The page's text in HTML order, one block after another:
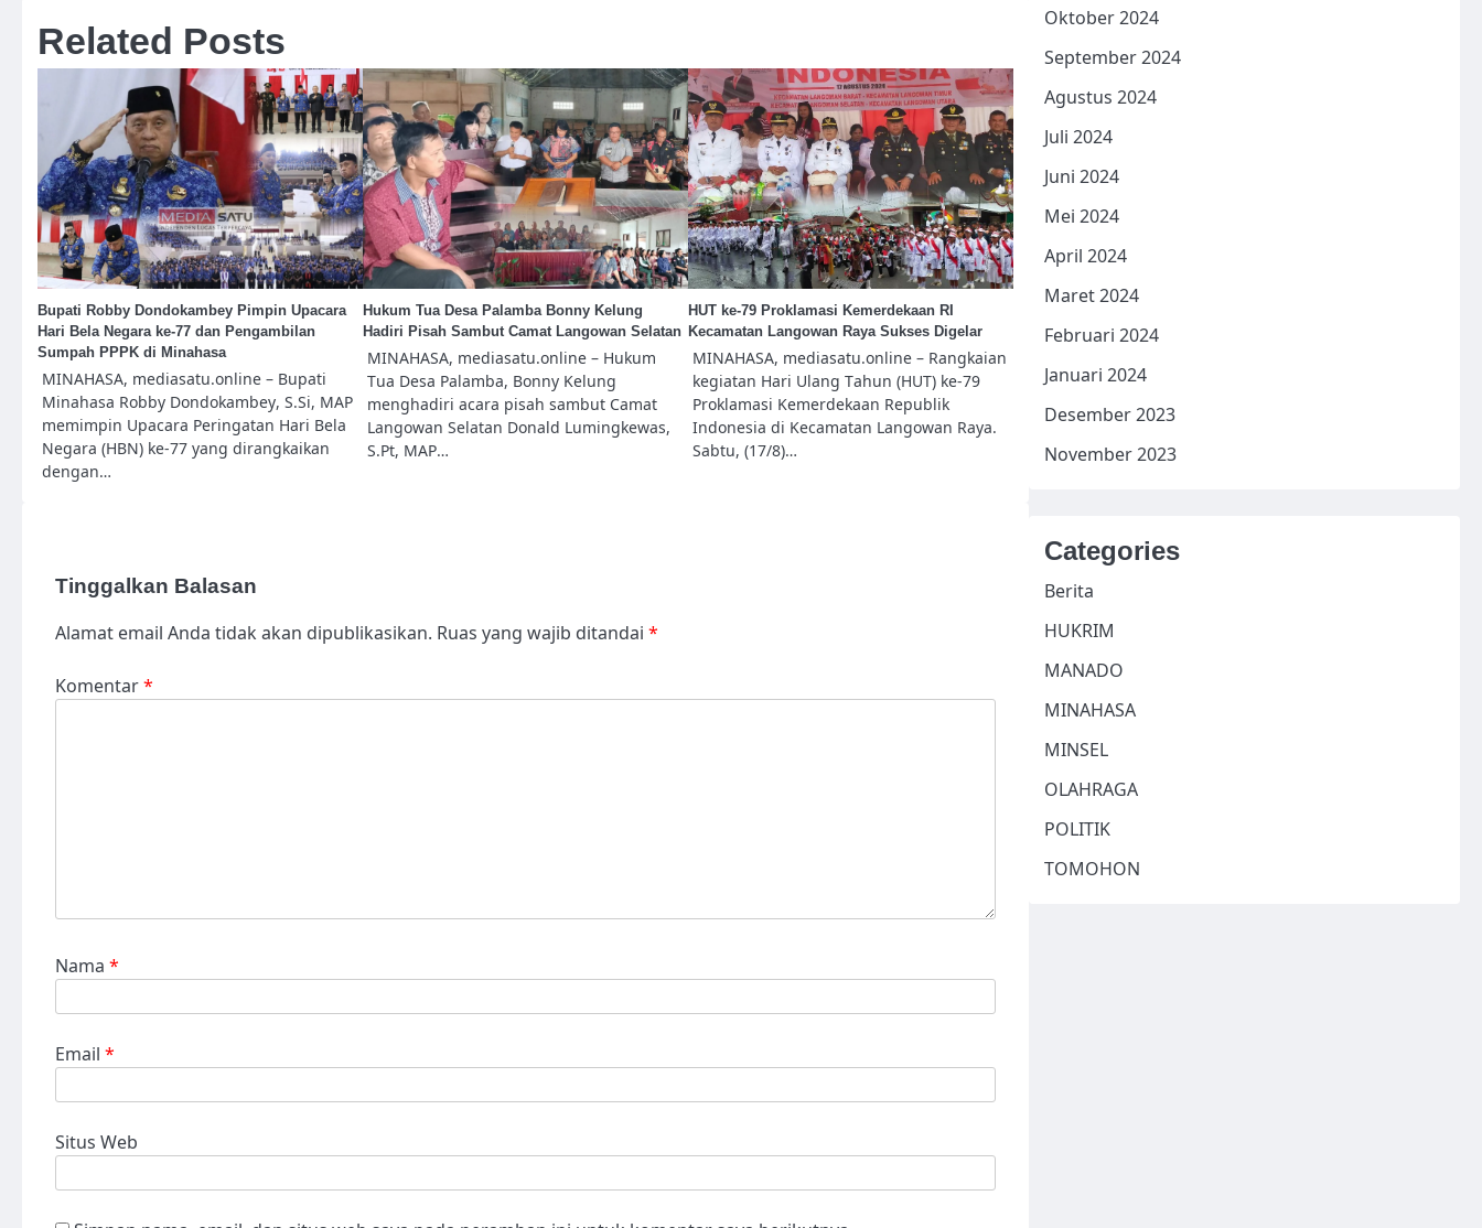
Related Posts
Bupati Robby Dondokambey Pimpin Upacara
Hari Bela Negara ke-77 dan Pengambilan
Sumpah PPPK di Minahasa
MINAHASA, mediasatu.online – Bupati
Minahasa Robby Dondokambey, S.Si, MAP
memimpin Upacara Peringatan Hari Bela
Negara (HBN) ke-77 yang dirangkaikan
dengan…
Hukum Tua Desa Palamba Bonny Kelung
Hadiri Pisah Sambut Camat Langowan Selatan
MINAHASA, mediasatu.online – Hukum
Tua Desa Palamba, Bonny Kelung
menghadiri acara pisah sambut Camat
Langowan Selatan Donald Lumingkewas,
S.Pt, MAP…
HUT ke-79 Proklamasi Kemerdekaan RI
Kecamatan Langowan Raya Sukses Digelar
MINAHASA, mediasatu.online – Rangkaian
kegiatan Hari Ulang Tahun (HUT) ke-79
Proklamasi Kemerdekaan Republik
Indonesia di Kecamatan Langowan Raya.
Sabtu, (17/8)…
Tinggalkan Balasan
Alamat email Anda tidak akan dipublikasikan. Ruas yang wajib ditandai *
Komentar*
Nama *
Email *
Situs Web
Oktober 2024
September 2024
Agustus 2024
Juli 2024
Juni 2024
Mei 2024
April 2024
Maret 2024
Februari 2024
Januari 2024
Desember 2023
November 2023
Categories
Berita
HUKRIM
MANADO
MINAHASA
MINSEL
OLAHRAGA
POLITIK
TOMOHON